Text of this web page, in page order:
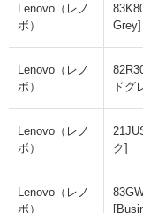
Lenovo（レノ
ボ）
Grey]
Lenovo（レノ
ボ）
ドグ
Lenovo（レノ
ボ）
ク]
Lenovo（レノ
ボ）